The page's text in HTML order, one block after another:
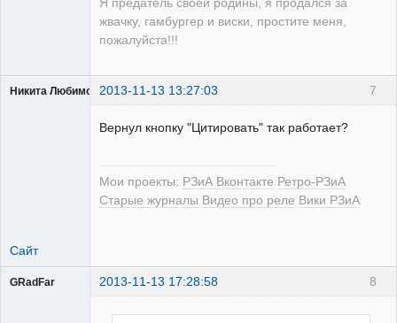
Я предатель своей родины, я продался за
жвачку, гамбургер и виски, простите меня,
пожалуйста!!!
7
Никита Любимов 2013-11-13 13:27:03
Вернул кнопку "Цитировать" так работает?
Мои проекты: РЗиА Вконтакте Ретро-РЗиА
Старые журналы Видео про реле Вики РЗиА
Сайт
8
GRadFar 2013-11-13 17:28:58